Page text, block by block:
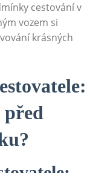
cestování v
vozem si
krásných
před